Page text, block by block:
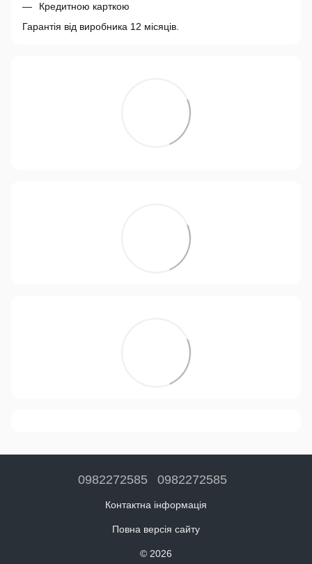
Кредитною карткою
Гарантія від виробника 12 місяців.
0982272585 0982272585
Контактна інформація
Повна версія сайту
© 2026